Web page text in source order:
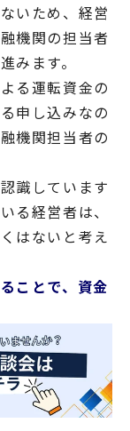
いため、経営
機関の担当者
みます。
る運転資金の
申し込みなの
機関担当者の
識しています
る経営者は、
はないと考え
ことで、資金